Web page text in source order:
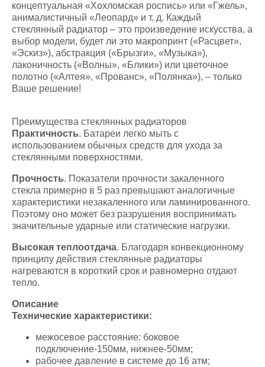
концептуальная «Хохломская роспись» или «Гжель»,
анималистичный «Леопард» и т. д. Каждый
стеклянный радиатор – это произведение искусства, а
выбор модели, будет ли это макропринт («Расцвет»,
«Эскиз»), абстракция («Брызги», «Музыка»),
лаконичность («Волны», «Блики») или цветочное
полотно («Алтея», «Прованс», «Полянка»), – только
Ваше решение!
Преимущества стеклянных радиаторов
Практичность. Батареи легко мыть с
использованием обычных средств для ухода за
стеклянными поверхностями.
Прочность. Показатели прочности закаленного
стекла примерно в 5 раз превышают аналогичные
характеристики незакаленного или ламинированного.
Поэтому оно может без разрушения воспринимать
значительные ударные или статические нагрузки.
Высокая теплоотдача. Благодаря конвекционному
принципу действия стеклянные радиаторы
нагреваются в короткий срок и равномерно отдают
тепло.
Описание
Технические характеристики:
межосевое расстояние: боковое
подключение-150мм, нижнее-50мм;
рабочее давление в системе до 16 атм;